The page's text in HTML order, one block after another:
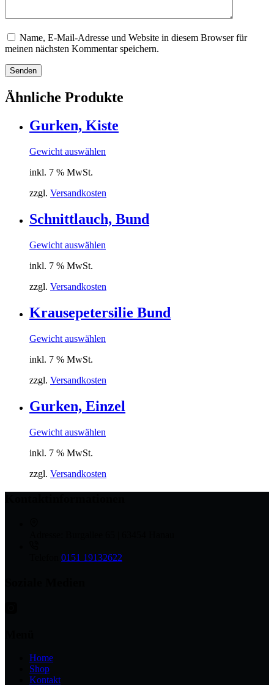
Name, E-Mail-Adresse und Website in diesem Browser für
meinen nächsten Kommentar speichern.
Senden
Ähnliche Produkte
Gurken, Kiste
Gewicht auswählen
inkl. 7 % MwSt.
zzgl. Versandkosten
Schnittlauch, Bund
Gewicht auswählen
inkl. 7 % MwSt.
zzgl. Versandkosten
Krausepetersilie Bund
Gewicht auswählen
inkl. 7 % MwSt.
zzgl. Versandkosten
Gurken, Einzel
Gewicht auswählen
inkl. 7 % MwSt.
zzgl. Versandkosten
0151 19132622
Home
Shop
Kontakt